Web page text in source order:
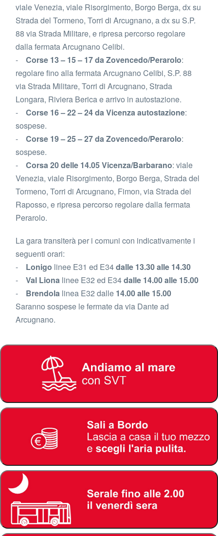
viale Venezia, viale Risorgimento, Borgo Berga, dx su
Strada del Tormeno, Torri di Arcugnano, a dx su S.P.
88 via Strada Militare, e ripresa percorso regolare
dalla fermata Arcugnano Celibi.
- Corse 13 – 15 – 17 da Zovencedo/Perarolo:
regolare fino alla fermata Arcugnano Celibi, S.P. 88
via Strada Militare, Torri di Arcugnano, Strada
Longara, Riviera Berica e arrivo in autostazione.
- Corse 16 – 22 – 24 da Vicenza autostazione:
sospese.
- Corse 19 – 25 – 27 da Zovencedo/Perarolo:
sospese.
- Corsa 20 delle 14.05 Vicenza/Barbarano: viale
Venezia, viale Risorgimento, Borgo Berga, Strada del
Tormeno, Torri di Arcugnano, Fimon, via Strada del
Raposso, e ripresa percorso regolare dalla fermata
Perarolo.
La gara transiterà per i comuni con indicativamente i
seguenti orari:
- Lonigo linee E31 ed E34dalle 13.30 alle 14.30
- Val Liona linee E32 ed E34dalle 14.00 alle 15.00
- Brendola linea E32 dalle 14.00 alle 15.00
Saranno sospese le fermate da via Dante ad
Arcugnano.